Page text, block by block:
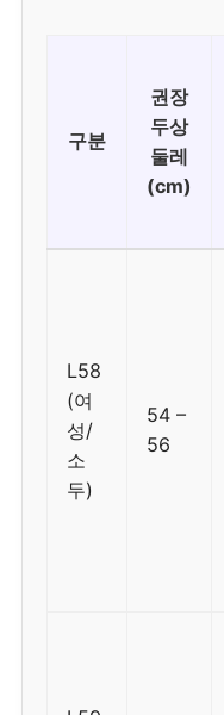
구분
권장
두상
둘레
(cm)
L58
(여
성/
소
두)
54 –
56